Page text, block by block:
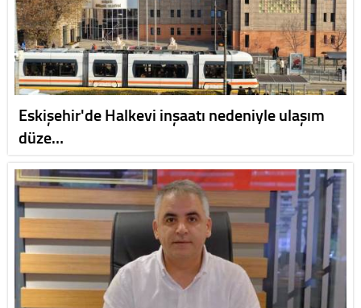
Eskişehir'de Halkevi inşaatı nedeniyle ulaşım
düze…